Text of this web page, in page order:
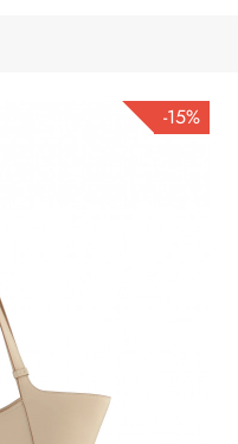
-15%